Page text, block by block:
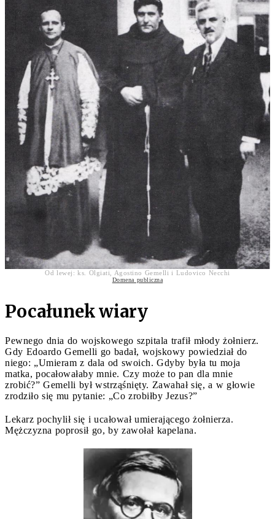
Od lewej: ks. Olgiati, Agostino Gemelli i Ludovico Necchi
Domena publiczna
Pocałunek wiary
Pewnego dnia do wojskowego szpitala trafił młody żołnierz.
Gdy Edoardo Gemelli go badał, wojskowy powiedział do
niego: „Umieram z dala od swoich. Gdyby była tu moja
matka, pocałowałaby mnie. Czy może to pan dla mnie
zrobić?” Gemelli był wstrząśnięty. Zawahał się, a w głowie
zrodziło się mu pytanie: „Co zrobiłby Jezus?”
Lekarz pochylił się i ucałował umierającego żołnierza.
Mężczyzna poprosił go, by zawołał kapelana.